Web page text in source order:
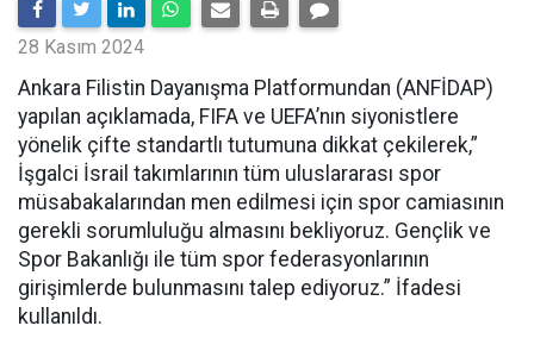
28 Kasım 2024
Ankara Filistin Dayanışma Platformundan (ANFİDAP)
yapılan açıklamada, FIFA ve UEFA’nın siyonistlere
yönelik çifte standartlı tutumuna dikkat çekilerek,”
İşgalci İsrail takımlarının tüm uluslararası spor
müsabakalarından men edilmesi için spor camiasının
gerekli sorumluluğu almasını bekliyoruz. Gençlik ve
Spor Bakanlığı ile tüm spor federasyonlarının
girişimlerde bulunmasını talep ediyoruz.” İfadesi
kullanıldı.